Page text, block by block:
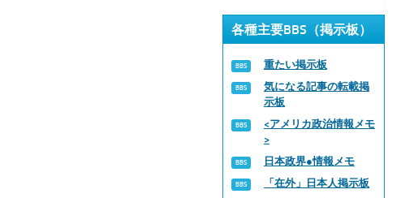
各種主要BBS（掲示板）
重たい掲示板
気になる記事の転載掲
示板
<アメリカ政治情報メモ
>
日本政界●情報メモ
「在外」日本人掲示板